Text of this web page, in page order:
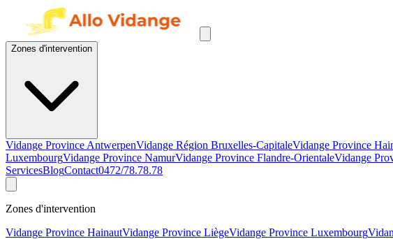
Zones d'intervention
Vidange Province AntwerpenVidange Région Bruxelles-CapitaleVidange Province
LuxembourgVidange Province NamurVidange Province Flandre-OrientaleVidange
ServicesBlogContact0472/78.78.78
Zones d'intervention
Vidange Province HainautVidange Province LiègeVidange Province Luxembourg